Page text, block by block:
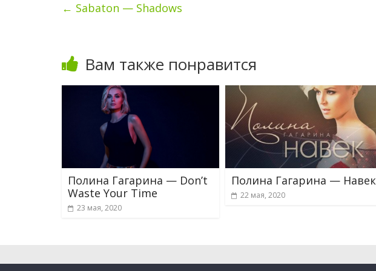
← Sabaton — Shadows
Вам также понравится
Полина Гагарина — Don’t
Waste Your Time
23 мая, 2020
Полина Гагарина — Навек
22 мая, 2020